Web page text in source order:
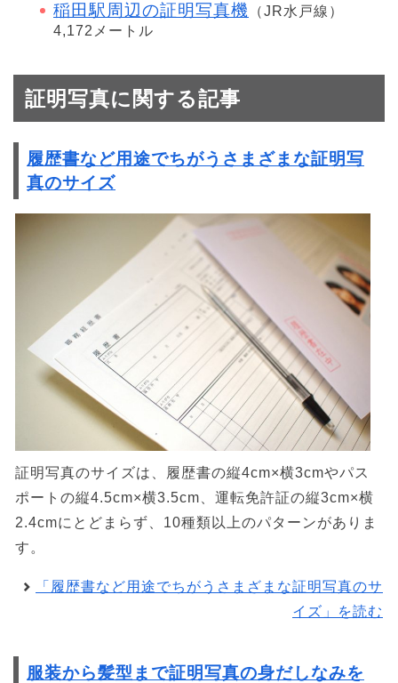
稲田駅周辺の証明写真機
（JR水戸線）
4,172メートル
証明写真に関する記事
履歴書など用途でちがうさまざまな証明写
真のサイズ
証明写真のサイズは、履歴書の縦4cm×横3cmやパス
ポートの縦4.5cm×横3.5cm、運転免許証の縦3cm×横
2.4cmにとどまらず、10種類以上のパターンがありま
す。
「履歴書など用途でちがうさまざまな証明写真のサ
イズ」を読む
服装から髪型まで証明写真の身だしなみを